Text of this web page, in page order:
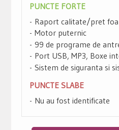
PUNCTE FORTE
Raport calitate/pret
Motor puternic
99 de programe de
Port USB, MP3, Boxe
Sistem de siguranta si
PUNCTE SLABE
Nu au fost identificate